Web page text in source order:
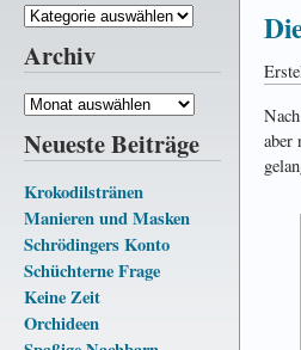
Kategorien
Archiv
Archiv
Neueste Beiträge
Krokodilstränen
Manieren und Masken
Schrödingers Konto
Schüchterne Frage
Keine Zeit
Orchideen
aber